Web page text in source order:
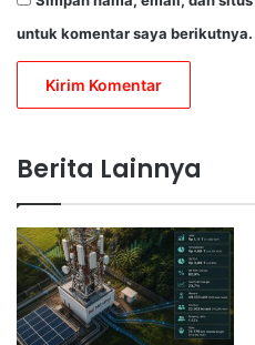
untuk komentar saya berikutnya.
Berita Lainnya